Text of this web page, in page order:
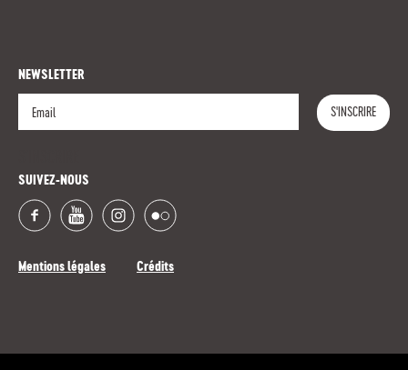
NEWSLETTER
S'INSCRIRE
SUIVEZ-NOUS
Mentions légales Crédits